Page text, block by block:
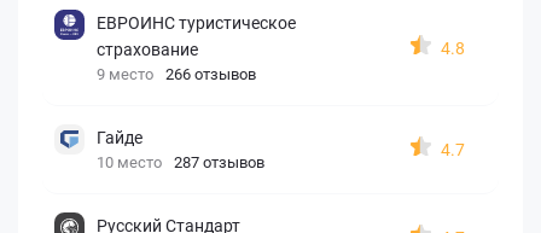
ЕВРОИНС туристическое
страхование
9 место 266 отзывов
4.8
Гайде
10 место 287 отзывов
4.7
Русский Стандарт